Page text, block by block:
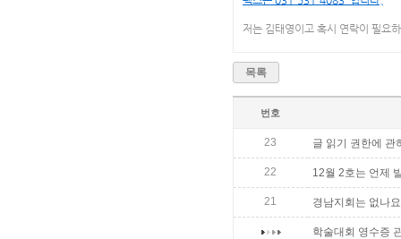
저는 김태영이고 혹시 연락이 필
목록
번호
23 글 읽기 권한에 관
22 12월 2호는 언제
21 경남지회는 없나
학술대회 영수증